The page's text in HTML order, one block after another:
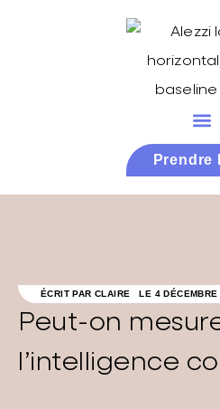
Prendre
Peut-on
l’intelligence
ÉCRIT PAR CLAIRE LE 4